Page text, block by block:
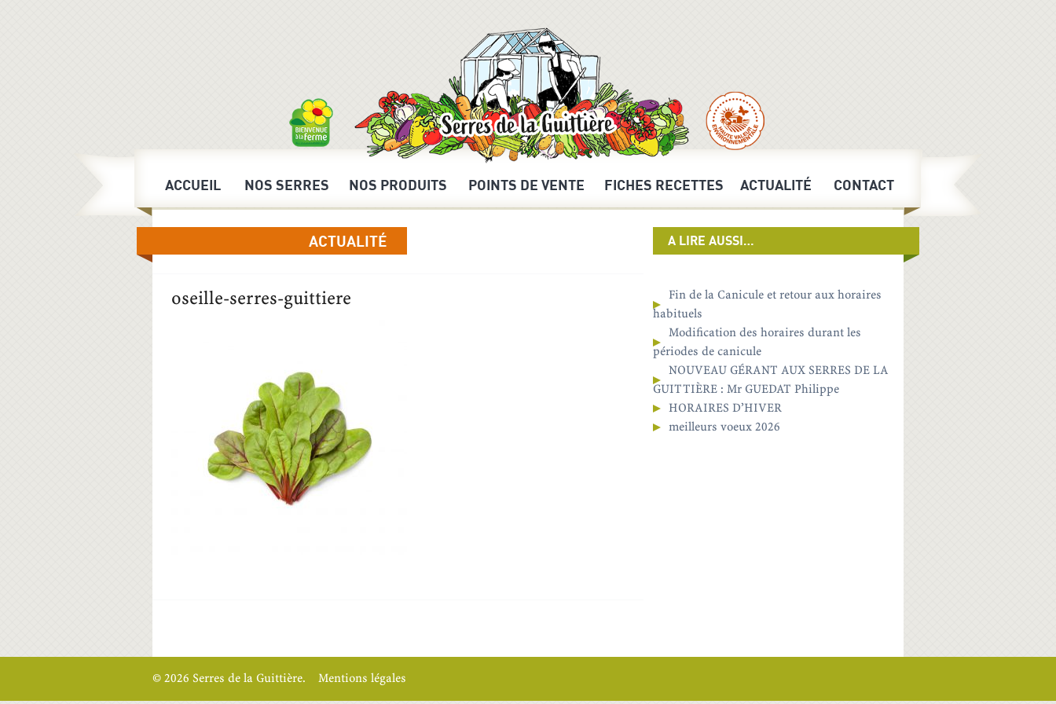
ACCUEIL NOS SERRES NOS PRODUITS POINTS DE VENTE FICHES RECETTES ACTUALITÉ CONTACT
ACTUALITÉ
oseille-serres-guittiere
A LIRE AUSSI…
Fin de la Canicule et retour aux horaires
habituels
Modification des horaires durant les
périodes de canicule
NOUVEAU GÉRANT AUX SERRES DE LA
GUITTIÈRE : Mr GUEDAT Philippe
HORAIRES D’HIVER
meilleurs voeux 2026
© 2026 Serres de la Guittière. Mentions légales